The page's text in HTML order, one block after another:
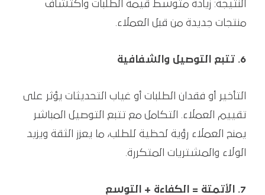
النتيجة: زيادة متوسط قيمة الطلبات واكتشاف
منتجات جديدة من قبل العملاء.
6. تتبع التوصيل والشفافية
التأخير أو فقدان الطلبات أو غياب التحديثات يؤثر على
تقييم العملاء. التكامل مع تتبع التوصيل المباشر
يمنح العملاء رؤية لحظية للطلب، ما يعزز الثقة ويزيد
الولاء والمشتريات المتكررة.
7. الأتمتة = الكفاءة + التوسع